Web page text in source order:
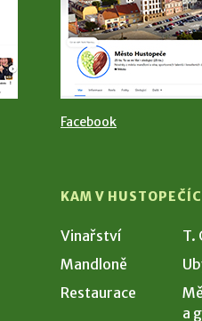
Facebook
KAM V
Vinařství
T.
Mandloně
Restaurace
a